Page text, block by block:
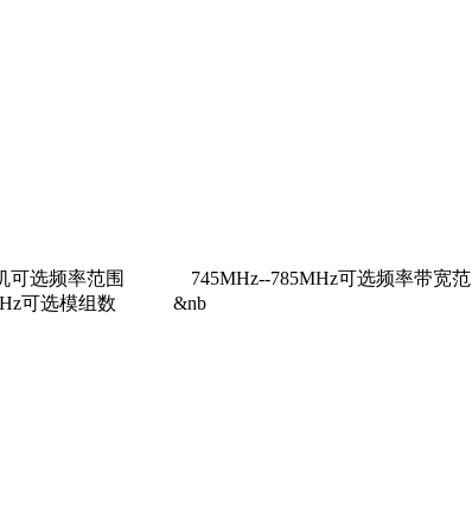
可选频率范围 745MHz--785MHz可选频率带宽范
可选模组数 &nb